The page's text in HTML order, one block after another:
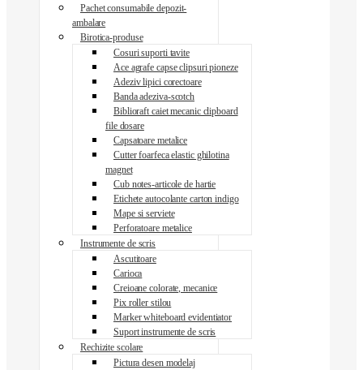
Pachet consumabile depozit-
ambalare
Birotica-produse
Cosuri suporti tavite
Ace agrafe capse clipsuri pioneze
Adeziv lipici corectoare
Banda adeziva-scotch
Biblioraft caiet mecanic clipboard
file dosare
Capsatoare metalice
Cutter foarfeca elastic ghilotina
magnet
Cub notes-articole de hartie
Etichete autocolante carton indigo
Mape si serviete
Perforatoare metalice
Instrumente de scris
Ascutitoare
Carioca
Creioane colorate, mecanice
Pix roller stilou
Marker whiteboard evidentiator
Suport instrumente de scris
Rechizite scolare
Pictura desen modelaj